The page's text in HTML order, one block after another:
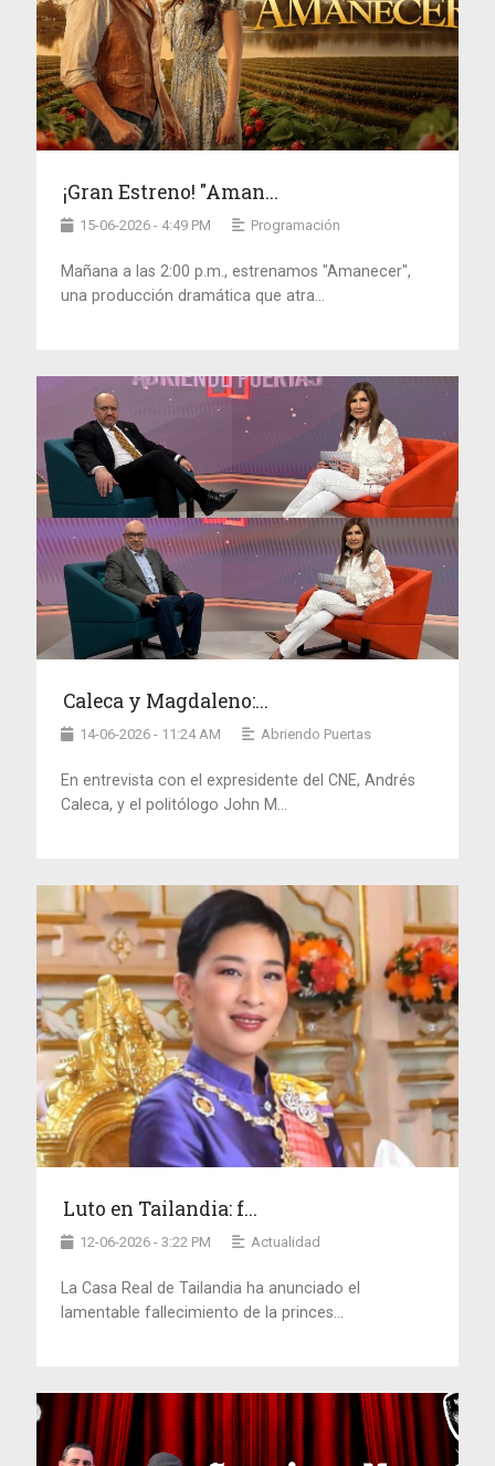
¡Gran Estreno! "Aman...
15-06-2026 - 4:49 PM Programación
Mañana a las 2:00 p.m., estrenamos "Amanecer",
una producción dramática que atra...
Caleca y Magdaleno:...
14-06-2026 - 11:24 AM Abriendo Puertas
En entrevista con el expresidente del CNE, Andrés
Caleca, y el politólogo John M...
Luto en Tailandia: f...
12-06-2026 - 3:22 PM Actualidad
La Casa Real de Tailandia ha anunciado el
lamentable fallecimiento de la princes...